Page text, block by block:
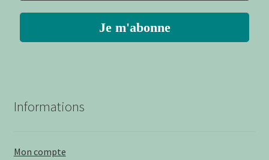
Informations
Mon compte